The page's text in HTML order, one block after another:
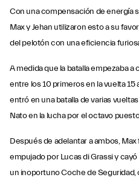
Con una compensación de energía
Max y Jehan utilizaron esto a su
del pelotón con una eficiencia
A medida que la batalla empezaba
entre los 10 primeros en la vuelta 15
entró en una batalla de varias
Nato en la lucha por el octavo
Después de adelantar a ambos,
empujado por Lucas di Grassi y
un inoportuno Coche de Seguridad,